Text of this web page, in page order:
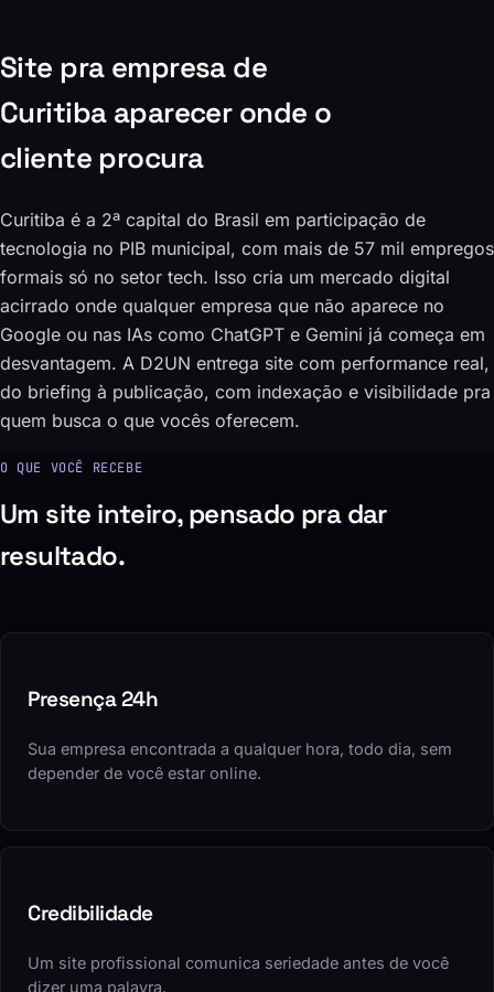
Site pra empresa de
Curitiba aparecer onde o
cliente procura
Curitiba é a 2ª capital do Brasil em participação de
tecnologia no PIB municipal, com mais de 57 mil empregos
formais só no setor tech. Isso cria um mercado digital
acirrado onde qualquer empresa que não aparece no
Google ou nas IAs como ChatGPT e Gemini já começa em
desvantagem. A D2UN entrega site com performance real,
do briefing à publicação, com indexação e visibilidade pra
quem busca o que vocês oferecem.
O QUE VOCÊ RECEBE
Um site inteiro, pensado pra dar
resultado.
Presença 24h
Sua empresa encontrada a qualquer hora, todo dia, sem
depender de você estar online.
Credibilidade
Um site profissional comunica seriedade antes de você
dizer uma palavra.